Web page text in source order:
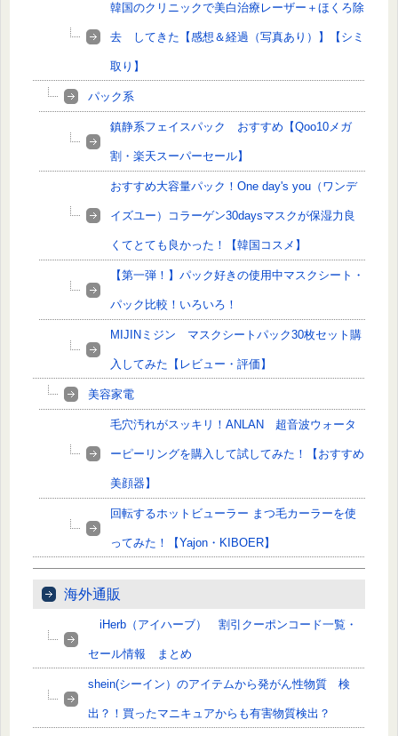
韓国のクリニックで美白治療レーザー＋ほくろ除
去 してきた【感想＆経過（写真あり）】【シミ
取り】
パック系
鎮静系フェイスパック おすすめ【Qoo10メガ
割・楽天スーパーセール】
おすすめ大容量パック！One day's you（ワンデ
イズユー）コラーゲン30daysマスクが保湿力良
くてとても良かった！【韓国コスメ】
【第一弾！】パック好きの使用中マスクシート・
パック比較！いろいろ！
MIJINミジン マスクシートパック30枚セット購
入してみた【レビュー・評価】
美容家電
毛穴汚れがスッキリ！ANLAN 超音波ウォータ
ーピーリングを購入して試してみた！【おすすめ
美顔器】
回転するホットビューラー まつ毛カーラーを使
ってみた！【Yajon・KIBOER】
海外通販
iHerb（アイハーブ） 割引クーポンコード一覧・
セール情報 まとめ
shein(シーイン）のアイテムから発がん性物質 検
出？！買ったマニキュアからも有害物質検出？